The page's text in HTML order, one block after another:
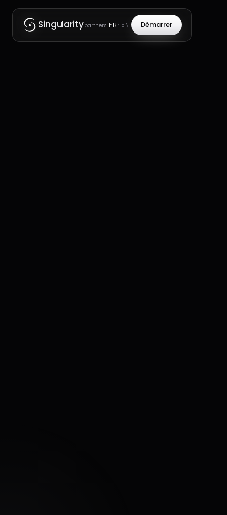
Singularity.partners FR · EN Démarrer